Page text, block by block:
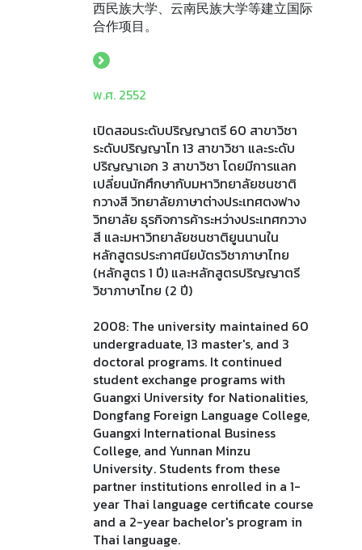
西民族大学、云南民族大学等建立国际
合作项目。
พ.ศ. 2552
เปิดสอนระดับปริญญาตรี 60 สาขาวิชา
ระดับปริญญาโท 13 สาขาวิชา และระดับ
ปริญญาเอก 3 สาขาวิชา โดยมีการแลก
เปลี่ยนนักศึกษากับมหาวิทยาลัยชนชาติ
กวางสี วิทยาลัยภาษาต่างประเทศตงฟาง
วิทยาลัย ธุรกิจการค้าระหว่างประเทศกวาง
สี และมหาวิทยาลัยชนชาติยูนนานใน
หลักสูตรประกาศนียบัตรวิชาภาษาไทย
(หลักสูตร 1 ปี) และหลักสูตรปริญญาตรี
วิชาภาษาไทย (2 ปี)
2008: The university maintained 60
undergraduate, 13 master's, and 3
doctoral programs. It continued
student exchange programs with
Guangxi University for Nationalities,
Dongfang Foreign Language College,
Guangxi International Business
College, and Yunnan Minzu
University. Students from these
partner institutions enrolled in a 1-
year Thai language certificate course
and a 2-year bachelor's program in
Thai language.